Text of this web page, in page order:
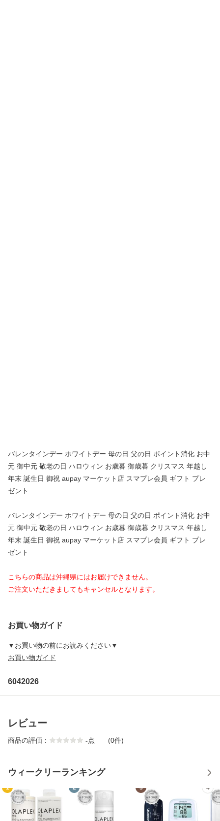
バレンタインデー ホワイトデー 母の日 父の日 ポイント消化 お中
元 御中元 敬老の日 ハロウィン お歳暮 御歳暮 クリスマス 年越し
年末 誕生日 御祝 aupay マーケット店 スマプレ会員 ギフト プレ
ゼント
バレンタインデー ホワイトデー 母の日 父の日 ポイント消化 お中
元 御中元 敬老の日 ハロウィン お歳暮 御歳暮 クリスマス 年越し
年末 誕生日 御祝 aupay マーケット店 スマプレ会員 ギフト プレ
ゼント
こちらの商品は沖縄県にはお届けできません。
ご注文いただきましてもキャンセルとなります。
お買い物ガイド
▼お買い物の前にお読みください▼
お買い物ガイド
6042026
レビュー
商品の評価： -点 (0件)
ウィークリーランキング
1 2 3 4